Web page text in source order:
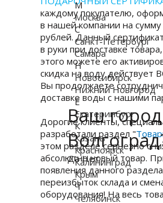
каждому покупателю,
в нашей компании на
рублей. Данный
в руки при доставке
этого можете его
скидка на воду действует
Вы продолжаете
доставке воды с нашими
Дорогие клиенты,
разработали раздел "Т
этом разделе серьезно
абсолютно новый товар.
появления данного
переизбыток склада и
оборудования! На весь
Ваш город
Да Нет
М
Москва
С
Санкт-Петербург
Самара
Н
Новосибирск
Нижний Новгород
Е
Екатеринбург
К
Казань
Красноярск
Калининград
Крым
Ч
Челябинск